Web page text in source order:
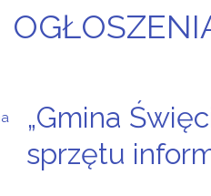
„Gmina
sprzętu